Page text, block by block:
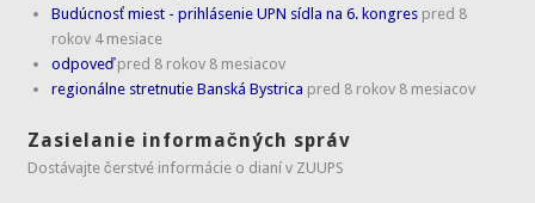
Budúcnosť miest - prihlásenie UPN sídla na 6. kongres pred 8
rokov 4 mesiace
odpoveď pred 8 rokov 8 mesiacov
regionálne stretnutie Banská Bystrica pred 8 rokov 8 mesiacov
Zasielanie informačných správ
Dostávajte čerstvé informácie o dianí v ZUUPS